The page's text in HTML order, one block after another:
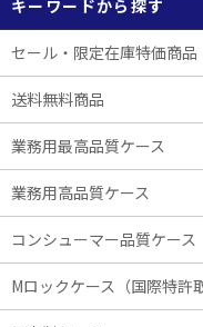
キーワードから探す
セール・限定在庫特価商品
送料無料商品
業務用最高品質ケース
業務用高品質ケース
コンシューマー品質ケース
Mロックケース（国際特許